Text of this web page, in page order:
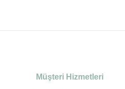
Müşteri Hizmetleri